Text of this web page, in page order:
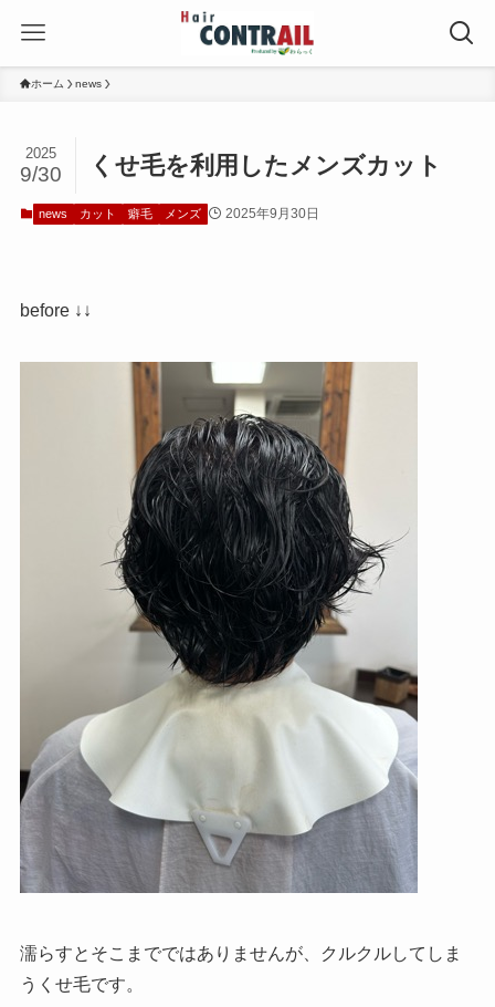
ホーム news
くせ毛を利用したメンズカット
2025
9/30
news カット 癖毛 メンズ 2025年9月30日
before ↓↓
濡らすとそこまでではありませんが、クルクルしてしま
うくせ毛です。